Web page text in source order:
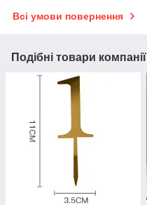
Всі умови повернення
Подібні товари компанії